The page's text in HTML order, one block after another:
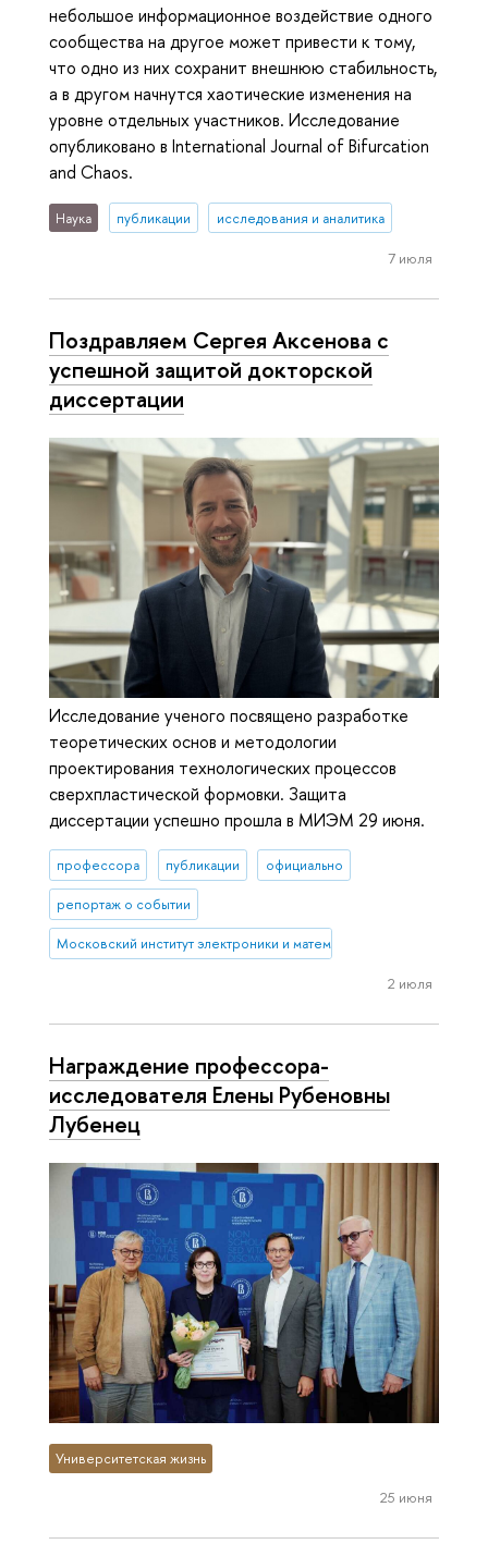
небольшое информационное воздействие одного
сообщества на другое может привести к тому,
что одно из них сохранит внешнюю стабильность,
а в другом начнутся хаотические изменения на
уровне отдельных участников. Исследование
опубликовано в International Journal of Bifurcation
and Chaos.
Наука публикации исследования и аналитика
7 июля
Поздравляем Сергея Аксенова с
успешной защитой докторской
диссертации
Исследование ученого посвящено разработке
теоретических основ и методологии
проектирования технологических процессов
сверхпластической формовки. Защита
диссертации успешно прошла в МИЭМ 29 июня.
профессора публикации официально
репортаж о событии
Московский институт электроники и математики им. А.Н. Тихонова
2 июля
Награждение профессора-
исследователя Елены Рубеновны
Лубенец
Университетская жизнь
25 июня